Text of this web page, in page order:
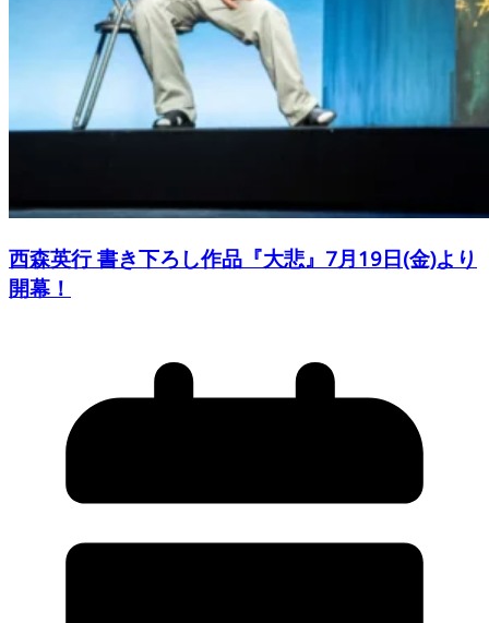
西森英行 書き下ろし作品『大悲』7月19日(金)より
開幕！